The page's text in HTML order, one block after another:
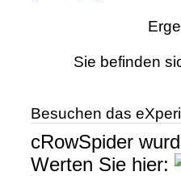
Sie befinden
Besuchen das
cRowSpider
Werten Sie hier: